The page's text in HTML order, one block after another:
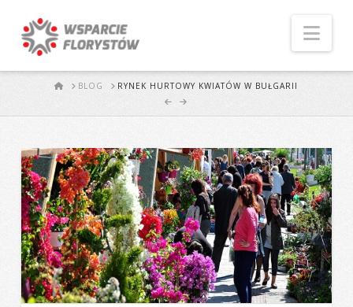
STARTBLOG RYNEK HURTOWY KWIATÓW W BUŁGARII